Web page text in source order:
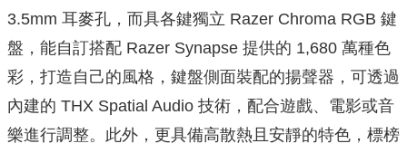
3.5mm 耳麥孔，而具各鍵獨立 Razer Chroma RGB 鍵
盤，能自訂搭配 Razer Synapse 提供的 1,680 萬種色
彩，打造自己的風格，鍵盤側面裝配的揚聲器，可透過
內建的 THX Spatial Audio 技術，配合遊戲、電影或音
樂進行調整。此外，更具備高散熱且安靜的特色，標榜